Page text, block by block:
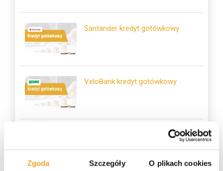
Zgoda Szczegóły O plikach cookies
Santander kredyt gotówkowy
VeloBank kredyt gotówkowy
Alior Bank kredyt gotówkowy